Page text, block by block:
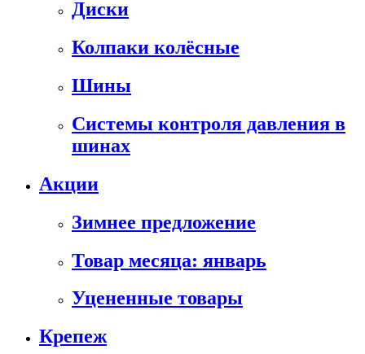
Диски
Колпаки колёсные
Шины
Системы контроля давления в
шинах
Акции
Зимнее предложение
Товар месяца: январь
Уцененные товары
Крепеж